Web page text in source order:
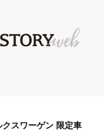
クスワーゲン 限定車